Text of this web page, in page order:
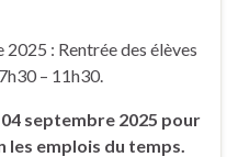
: Rentrée des élèves
– 11h30.
septembre 2025 pour
les emplois du temps.